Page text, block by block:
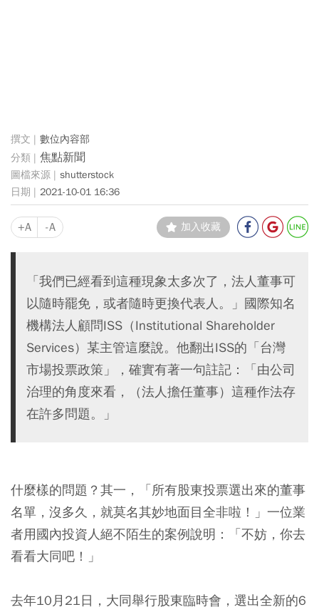
數位內容部
焦點新聞
shutterstock
2021-10-01 16:36
+A -A 加入收藏
「我們已經看到這種現象太多次了，法人董事可
以隨時罷免，或者隨時更換代表人。」國際知名
機構法人顧問ISS（Institutional Shareholder
Services）某主管這麼說。他翻出ISS的「台灣
市場投票政策」，確實有著一句註記：「由公司
治理的角度來看，（法人擔任董事）這種作法存
在許多問題。」
什麼樣的問題？其一，「所有股東投票選出來的董事
名單，沒多久，就莫名其妙地面目全非啦！」一位業
者用國內投資人絕不陌生的案例說明：「不妨，你去
看看大同吧！」
去年10月21日，大同舉行股東臨時會，選出全新的6